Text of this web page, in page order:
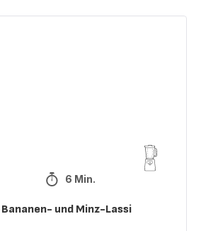
6 Min.
und Minz-Lassi